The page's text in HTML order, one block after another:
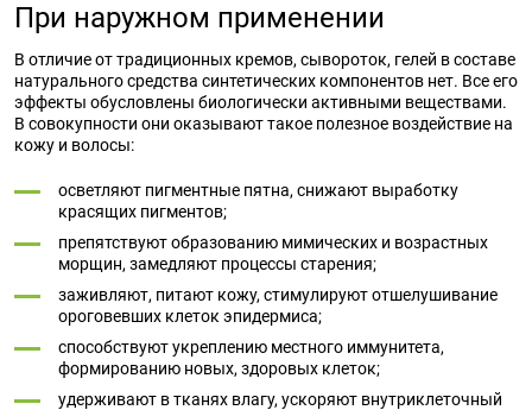
При наружном применении
В отличие от традиционных кремов, сывороток, гелей в составе
натурального средства синтетических компонентов нет. Все его
эффекты обусловлены биологически активными веществами.
В совокупности они оказывают такое полезное воздействие на
кожу и волосы:
осветляют пигментные пятна, снижают выработку
красящих пигментов;
препятствуют образованию мимических и возрастных
морщин, замедляют процессы старения;
заживляют, питают кожу, стимулируют отшелушивание
ороговевших клеток эпидермиса;
способствуют укреплению местного иммунитета,
формированию новых, здоровых клеток;
удерживают в тканях влагу, ускоряют внутриклеточный